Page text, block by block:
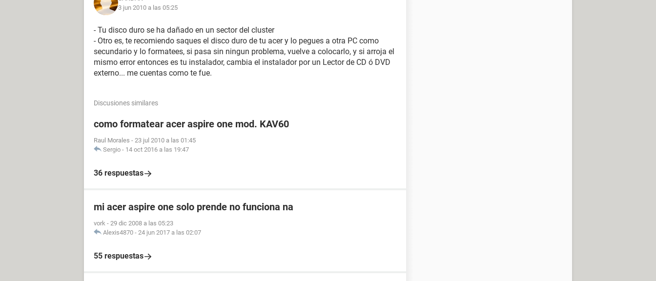
3 jun 2010 a las 05:25
- Tu disco duro se ha dañado en un sector del cluster
- Otro es, te recomiendo saques el disco duro de tu acer y lo pegues a otra PC como
secundario y lo formatees, si pasa sin ningun problema, vuelve a colocarlo, y si arroja el
mismo error entonces es tu instalador, cambia el instalador por un Lector de CD ó DVD
externo... me cuentas como te fue.
Discusiones similares
como formatear acer aspire one mod. KAV60
Raul Morales - 23 jul 2010 a las 01:45
Sergio - 14 oct 2016 a las 19:47
36 respuestas
mi acer aspire one solo prende no funciona na
vork - 29 dic 2008 a las 05:23
Alexis4870 - 24 jun 2017 a las 02:07
55 respuestas